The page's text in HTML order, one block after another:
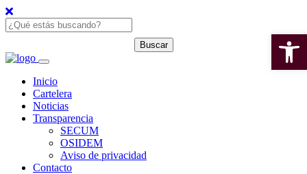
Inicio
Cartelera
Noticias
Transparencia
SECUM
OSIDEM
Aviso de privacidad
Contacto